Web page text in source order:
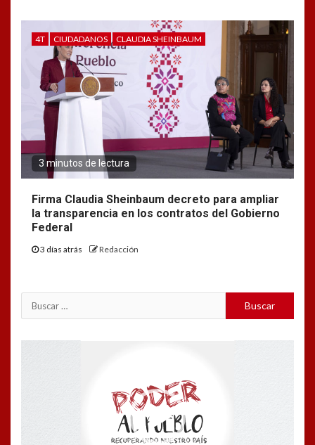
4T CIUDADANOS CLAUDIA SHEINBAUM
3 minutos de lectura
Firma Claudia Sheinbaum decreto para ampliar
la transparencia en los contratos del Gobierno
Federal
3 días atrás Redacción
Buscar: